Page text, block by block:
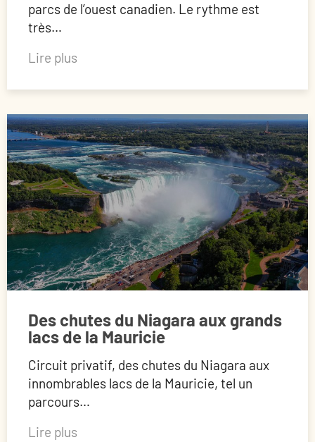
parcs de l’ouest canadien. Le rythme est
très…
Lire plus
Des chutes du Niagara aux grands
lacs de la Mauricie
Circuit privatif, des chutes du Niagara aux
innombrables lacs de la Mauricie, tel un
parcours…
Lire plus